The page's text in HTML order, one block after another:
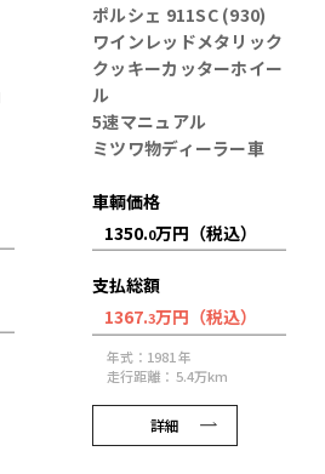
ポルシェ 911SC (930)
ワインレッドメタリック
クッキーカッターホイー
ル
5速マニュアル
ミツワ物ディーラー車
車輌価格
1350.0万円（税込）
支払総額
1367.3万円（税込）
年式：1981 年
走行距離： 5.4万km
詳細